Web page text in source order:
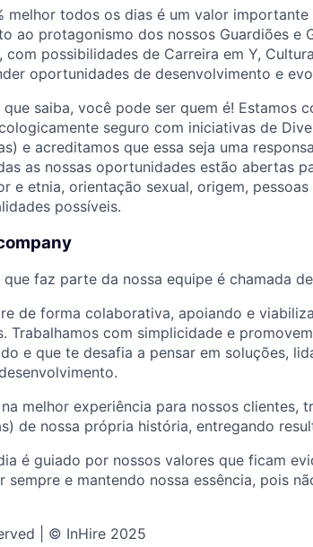
melhor todos os dias é um valor
ao protagonismo dos nossos Guardiões e
com possibilidades de Carreira em Y,
oportunidades de desenvolvimento e
saiba, você pode ser quem é! Estamos
seguro com iniciativas de
e acreditamos que essa seja uma
as nossas oportunidades estão abertas
e etnia, orientação sexual, origem,
possíveis.
que faz parte da nossa equipe é chamada
de forma colaborativa, apoiando e
Trabalhamos com simplicidade e
e que te desafia a pensar em soluções,
melhor experiência para nossos clientes,
de nossa própria história, entregando
é guiado por nossos valores que ficam
sempre e mantendo nossa essência, pois
| © InHire 2025